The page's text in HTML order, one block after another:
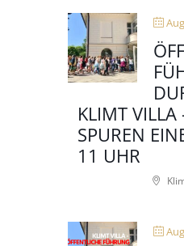
KLIMT VILLA
SPUREN
11 UHR